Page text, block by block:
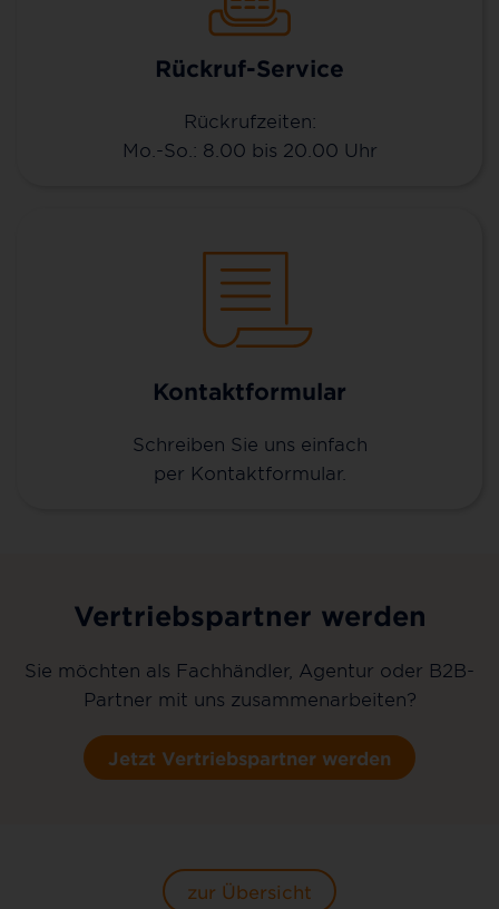
Rückruf-Service
Rückrufzeiten:
Mo.-So.: 8.00 bis 20.00 Uhr
Kontaktformular
Schreiben Sie uns einfach
per Kontaktformular.
Vertriebspartner werden
Sie möchten als Fachhändler, Agentur oder B2B-
Partner mit uns zusammenarbeiten?
Jetzt Vertriebspartner werden
zur Übersicht